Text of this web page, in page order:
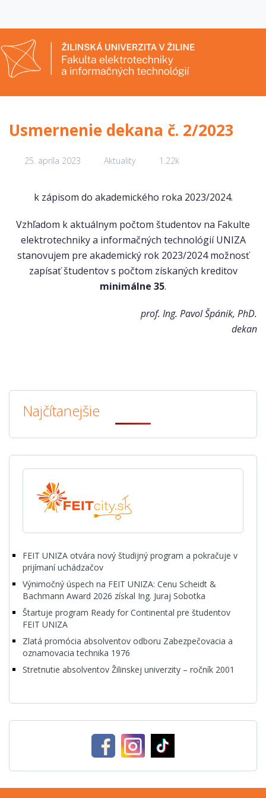
Usmernenie dekana č. 2/2023
25. apríla 2023 Aktuality 1.22k
k zápisom do akademického roka 2023/2024.
Vzhľadom k aktuálnym počtom študentov na Fakulte
elektrotechniky a informačných technológií UNIZA
stanovujem pre akademický rok 2023/2024 možnosť
zapísať študentov s počtom získaných kreditov
minimálne 35.
prof. Ing. Pavol Špánik, PhD.
dekan
Najčítanejšie
FEIT UNIZA otvára nový študijný program a pokračuje v
prijímaní uchádzačov
Výnimočný úspech na FEIT UNIZA: Cenu Scheidt &
Bachmann Award 2026 získal Ing. Juraj Sobotka
Štartuje program Ready for Continental pre študentov
FEIT UNIZA
Zlatá promócia absolventov odboru Zabezpečovacia a
oznamovacia technika 1976
Stretnutie absolventov Žilinskej univerzity – ročník 2001